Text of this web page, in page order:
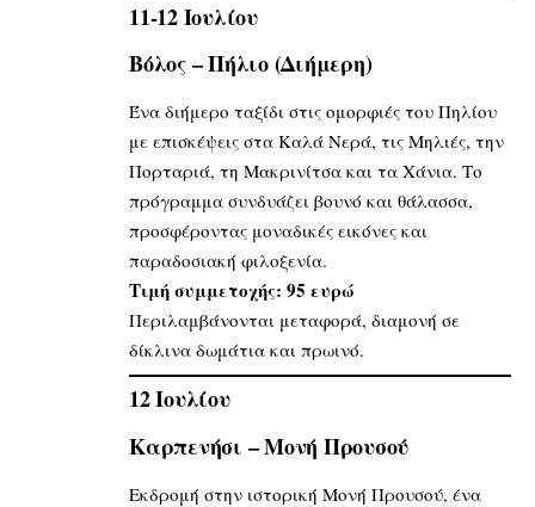
11-12 Ιουλίου
Βόλος – Πήλιο (Διήμερη)
Ένα διήμερο ταξίδι στις ομορφιές του Πηλίου
με επισκέψεις στα Καλά Νερά, τις Μηλιές, την
Πορταριά, τη Μακρινίτσα και τα Χάνια. Το
πρόγραμμα συνδυάζει βουνό και θάλασσα,
προσφέροντας μοναδικές εικόνες και
παραδοσιακή φιλοξενία.
Τιμή συμμετοχής: 95 ευρώ
Περιλαμβάνονται μεταφορά, διαμονή σε
δίκλινα δωμάτια και πρωινό.
12 Ιουλίου
Καρπενήσι – Μονή Προυσού
Εκδρομή στην ιστορική Μονή Προυσού, ένα